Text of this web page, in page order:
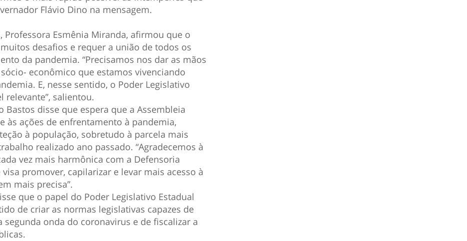
Flávio Dino na mensagem.
Professora Esmênia Miranda, afirmou que o
desafios e requer a união de todos os
da pandemia. “Precisamos nos dar as mãos
econômico que estamos vivenciando
E, nesse sentido, o Poder Legislativo
relevante”, salientou.
disse que espera que a Assembleia
às ações de enfrentamento à pandemia,
à população, sobretudo à parcela mais
realizado ano passado. “Agradecemos à
vez mais harmônica com a Defensoria
promover, capilarizar e levar mais acesso à
mais precisa”.
que o papel do Poder Legislativo Estadual
de criar as normas legislativas capazes de
segunda onda do coronavirus e de fiscalizar a